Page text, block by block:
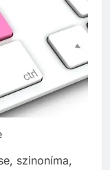
szinoníma,